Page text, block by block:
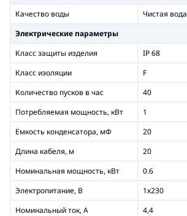
Качество воды
Чистая вода
Электрические параметры
Класс защиты изделия
IP 68
Класс изоляции
F
Количество пусков в час
40
Потребляемая мощность, кВт
1
Емкость конденсатора, мФ
20
Длина кабеля, м
20
Номинальная мощность, кВт
0.6
Электропитание, В
1х230
Номинальный ток, А
4,4